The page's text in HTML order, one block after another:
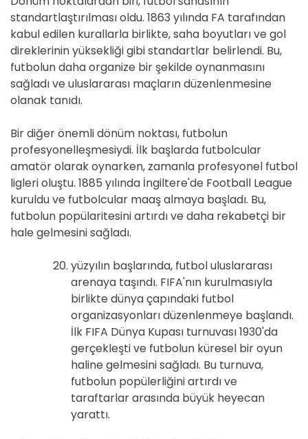
standartlaştırılması oldu. 1863 yılında FA tarafından
kabul edilen kurallarla birlikte, saha boyutları ve gol
direklerinin yüksekliği gibi standartlar belirlendi. Bu,
futbolun daha organize bir şekilde oynanmasını
sağladı ve uluslararası maçların düzenlenmesine
olanak tanıdı.
Bir diğer önemli dönüm noktası, futbolun
profesyonelleşmesiydi. İlk başlarda futbolcular
amatör olarak oynarken, zamanla profesyonel futbol
ligleri oluştu. 1885 yılında İngiltere'de Football League
kuruldu ve futbolcular maaş almaya başladı. Bu,
futbolun popülaritesini artırdı ve daha rekabetçi bir
hale gelmesini sağladı.
yüzyılın başlarında, futbol uluslararası
arenaya taşındı. FIFA'nın kurulmasıyla
birlikte dünya çapındaki futbol
organizasyonları düzenlenmeye başlandı.
İlk FIFA Dünya Kupası turnuvası 1930'da
gerçekleşti ve futbolun küresel bir oyun
haline gelmesini sağladı. Bu turnuva,
futbolun popülerliğini artırdı ve
taraftarlar arasında büyük heyecan
yarattı.